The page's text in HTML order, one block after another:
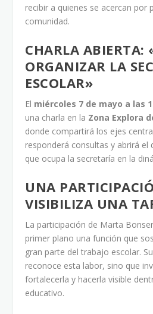
recibir a quienes se acercan por
comunidad.
CHARLA ABIERTA:
ORGANIZAR LA
ESCOLAR»
El miércoles 7 de mayo a las
una charla en la Zona Explora
donde compartirá los ejes
responderá consultas y abrirá el
que ocupa la secretaría en la
UNA
VISIBILIZA UNA
La participación de Marta
primer plano una función que
gran parte del trabajo escolar.
reconoce esta labor, sino que
fortalecerla y hacerla visible
educativo.